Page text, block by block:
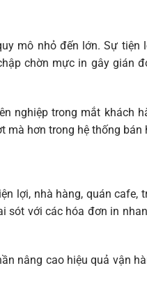
mô nhỏ đến lớn. Sự tiện
chờn mực in gây gián
nghiệp trong mắt khách
mà hơn trong hệ thống bán
lợi, nhà hàng, quán cafe,
sót với các hóa đơn in
nâng cao hiệu quả vận